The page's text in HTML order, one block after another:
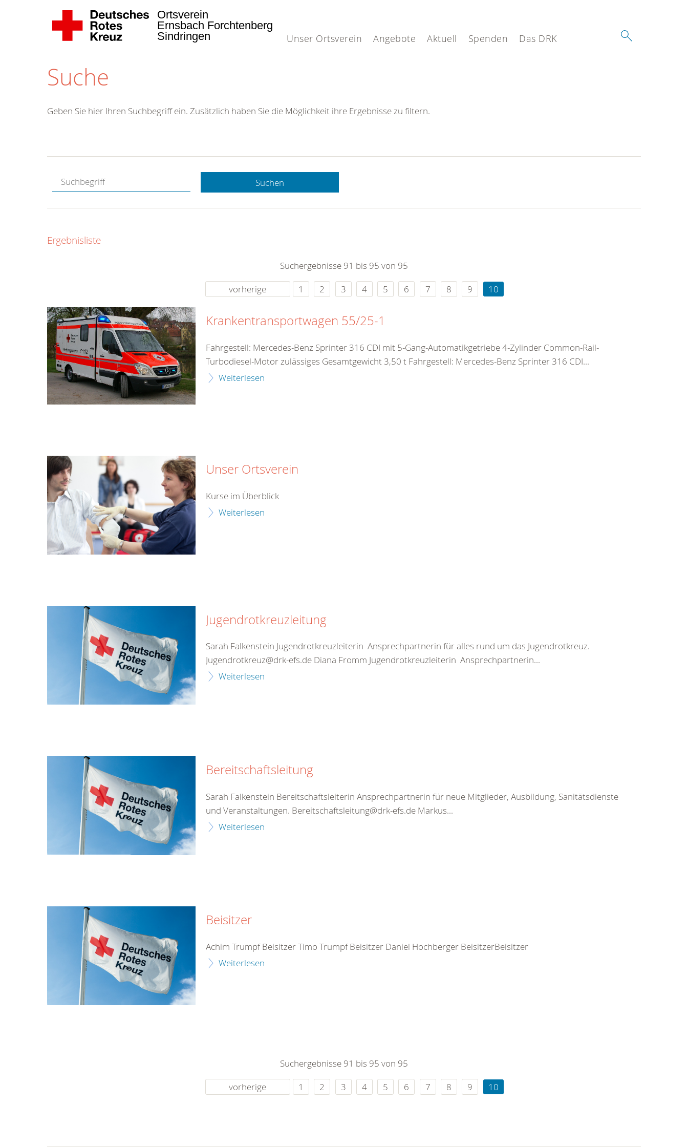
Unser Ortsverein Angebote Aktuell Spenden Das DRK
Ortsverein
Ernsbach Forchtenberg
Sindringen
Suche
Hotline.
gerne.
rund um die Uhr
Geben Sie hier Ihren Suchbegriff ein. Zusätzlich haben Sie die Möglichkeit ihre Ergebnisse zu filtern.
Suchen
Ergebnisliste
Suchergebnisse 91 bis 95 von 95
vorherige
1 2 3 4 5 6 7 8 9 10
Krankentransportwagen 55/25-1
Fahrgestell: Mercedes-Benz Sprinter 316 CDI mit 5-Gang-Automatikgetriebe 4-Zylinder Common-Rail-
Turbodiesel-Motor zulässiges Gesamtgewicht 3,50 t Fahrgestell: Mercedes-Benz Sprinter 316 CDI...
Weiterlesen
Unser Ortsverein
Kurse im Überblick
Weiterlesen
Jugendrotkreuzleitung
Sarah Falkenstein Jugendrotkreuzleiterin Ansprechpartnerin für alles rund um das Jugendrotkreuz.
Jugendrotkreuz@drk-efs.de Diana Fromm Jugendrotkreuzleiterin Ansprechpartnerin...
Weiterlesen
Bereitschaftsleitung
Sarah Falkenstein Bereitschaftsleiterin Ansprechpartnerin für neue Mitglieder, Ausbildung, Sanitätsdienste
und Veranstaltungen. Bereitschaftsleitung@drk-efs.de Markus...
Weiterlesen
Beisitzer
Achim Trumpf Beisitzer Timo Trumpf Beisitzer Daniel Hochberger BeisitzerBeisitzer
Weiterlesen
Suchergebnisse 91 bis 95 von 95
vorherige
1 2 3 4 5 6 7 8 9 10